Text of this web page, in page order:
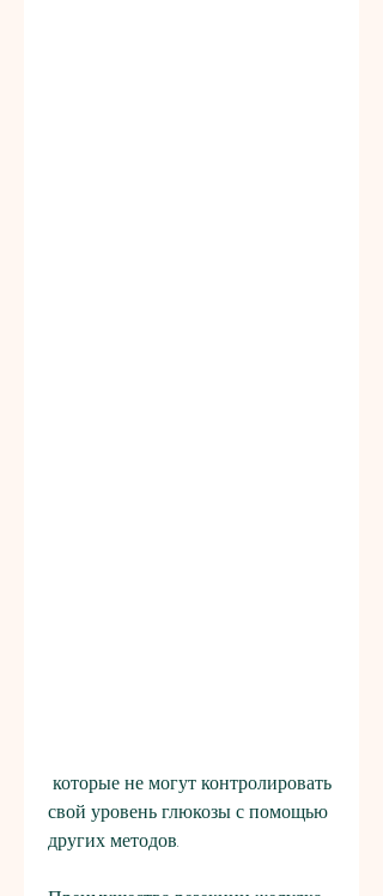
свой уровень глюкозы с помощью
других методов.